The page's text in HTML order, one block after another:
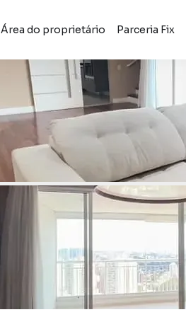
Área do proprietário Parceria Fix